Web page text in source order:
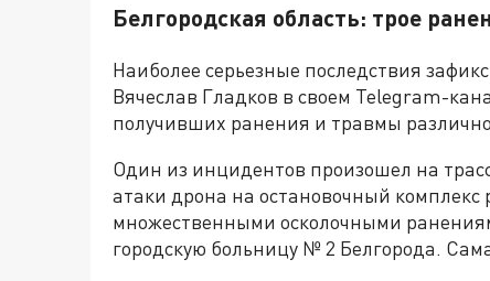
Белгородская область: трое
Наиболее серьезные последствия
Вячеслав Гладков в своем Telegram-
получивших ранения и травмы
Один из инцидентов произошел на
атаки дрона на остановочный
множественными осколочными
городскую больницу № 2 Белгорода.